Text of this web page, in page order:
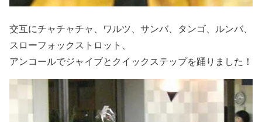
交互にチャチャチャ、ワルツ、サンバ、タンゴ、ルンバ、
スローフォックストロット、
アンコールでジャイブとクイックステップを踊りました！